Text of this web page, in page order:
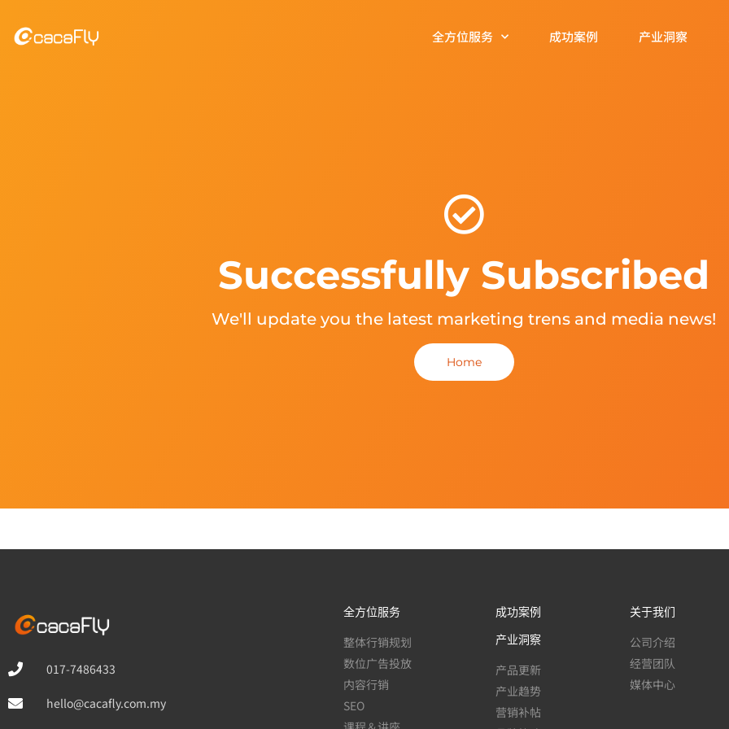
全方位服务 成功案例 产业洞察
Successfully Subscribed
We'll update you the latest marketing trens and media news!
Home
017-7486433
hello@cacafly.com.my
全方位服务
整体行销规划
数位广告投放
内容行销
SEO
成功案例
产业洞察
产品更新
产业趋势
营销补帖
关于我们
公司介绍
经营团队
媒体中心